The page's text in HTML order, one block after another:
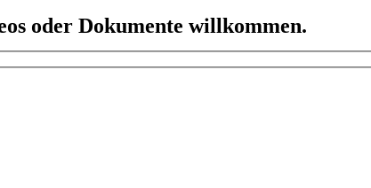
oder Dokumente willkommen.